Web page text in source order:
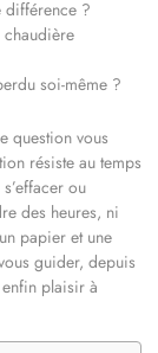
question vous
résiste au temps
ou
des heures, ni
papier et une
guider, depuis
enfin plaisir à
différence ?
chaudière
soi-même ?